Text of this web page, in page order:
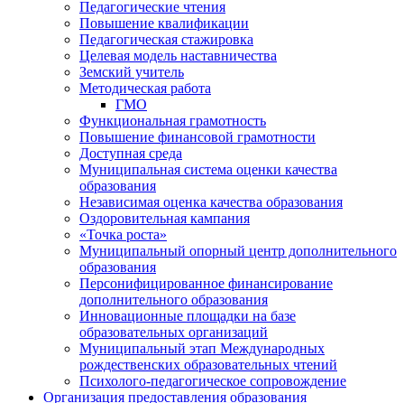
Педагогические чтения
Повышение квалификации
Педагогическая стажировка
Целевая модель наставничества
Земский учитель
Методическая работа
ГМО
Функциональная грамотность
Повышение финансовой грамотности
Доступная среда
Муниципальная система оценки качества
образования
Независимая оценка качества образования
Оздоровительная кампания
«Точка роста»
Муниципальный опорный центр дополнительного
образования
Персонифицированное финансирование
дополнительного образования
Инновационные площадки на базе
образовательных организаций
Муниципальный этап Международных
рождественских образовательных чтений
Психолого-педагогическое сопровождение
Организация предоставления образования